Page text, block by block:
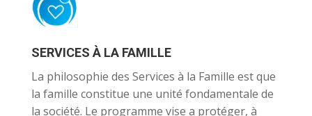
SERVICES À LA FAMILLE
La philosophie des Services à la Famille est que
la famille constitue une unité fondamentale de
la société. Le programme vise a protéger, à